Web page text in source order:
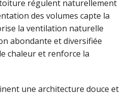
régulent naturellement
des volumes capte la
la ventilation naturelle
abondante et diversifiée
chaleur et renforce la
une architecture douce et